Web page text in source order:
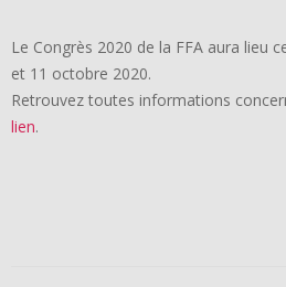
Le Congrès 2020 de la FFA aura lieu
et 11 octobre 2020.
Retrouvez toutes informations
lien.